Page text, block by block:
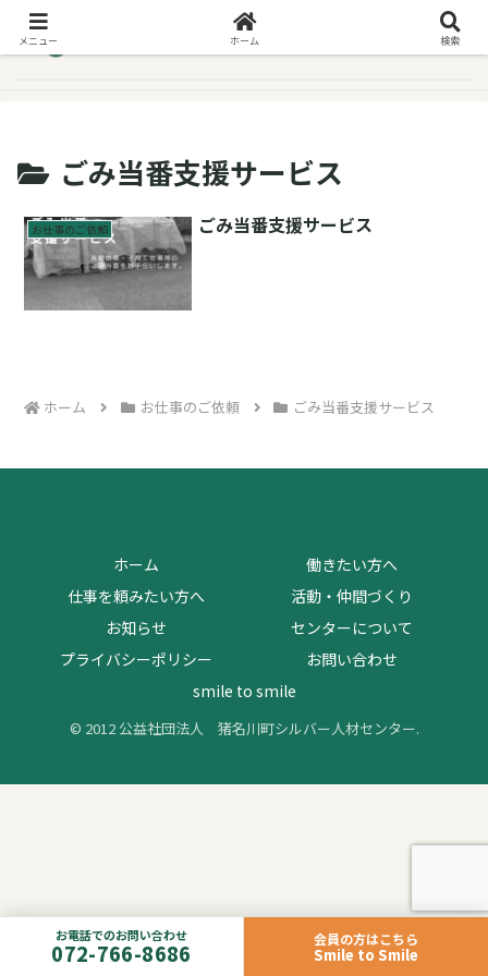
お電話でのお問い合わせ
072-766-8686
会員の方はこちら
Smile to Smile
ごみ当番支援サービス
お仕事のご依頼 ごみ当番支援サービス
ホーム お仕事のご依頼 ごみ当番支援サービス
ホーム
働きたい方へ
仕事を頼みたい方へ
活動・仲間づくり
お知らせ
センターについて
プライバシーポリシー
お問い合わせ
smile to smile
© 2012 公益社団法人 猪名川町シルバー人材センター.
メニュー ホーム 検索